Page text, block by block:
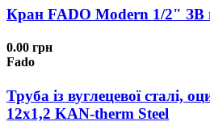
Кран FADO Modern 1/2" ЗВ
0.00 грн
Fado
Труба із вуглецевої сталі,
12x1,2 KAN-therm Steel